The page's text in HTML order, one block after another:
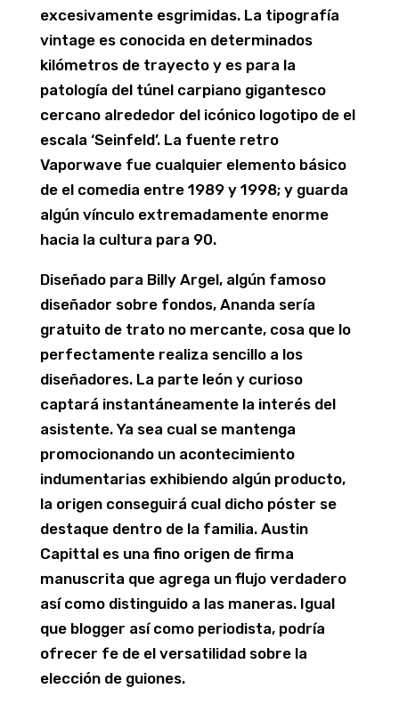
excesivamente esgrimidas. La tipografía
vintage es conocida en determinados
kilómetros de trayecto y es para la
patologí­a del túnel carpiano gigantesco
cercano alrededor del icónico logotipo de el
escala ‘Seinfeld’. La fuente retro
Vaporwave fue cualquier elemento básico
de el comedia entre 1989 y 1998; y guarda
algún vínculo extremadamente enorme
hacia la cultura para 90.
Diseñado para Billy Argel, algún famoso
diseñador sobre fondos, Ananda serí­a
gratuito de trato no mercante, cosa que lo
perfectamente realiza sencillo a los
diseñadores. La parte león y curioso
captará instantáneamente la interés del
asistente. Ya sea cual se mantenga
promocionando un acontecimiento
indumentarias exhibiendo algún producto,
la origen conseguirá cual dicho póster se
destaque dentro de la familia. Austin
Capittal es una fino origen de firma
manuscrita que agrega un flujo verdadero
así­ como distinguido a las maneras. Igual
que blogger así­ como periodista, podría
ofrecer fe de el versatilidad sobre la
elección de guiones.